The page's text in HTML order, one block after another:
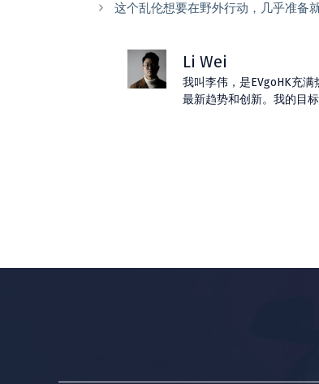
这个乱伦想要在野外行动，几乎准备
Li Wei
我叫李伟，是EVgoHK充
最新趋势和创新。我的目